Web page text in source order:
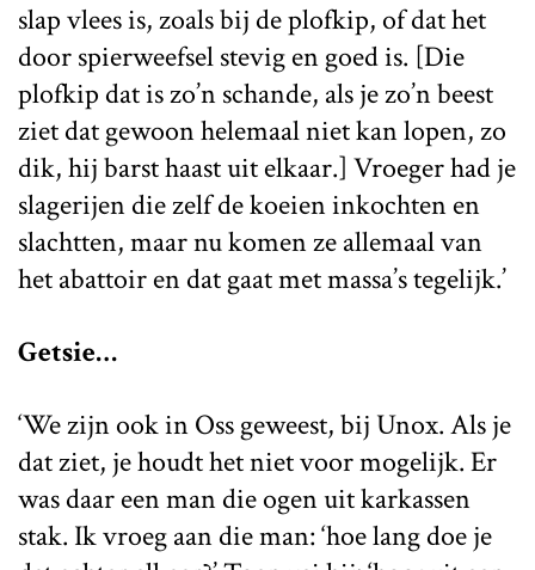
slap vlees is, zoals bij de plofkip, of dat het
door spierweefsel stevig en goed is. [Die
plofkip dat is zo’n schande, als je zo’n beest
ziet dat gewoon helemaal niet kan lopen, zo
dik, hij barst haast uit elkaar.] Vroeger had je
slagerijen die zelf de koeien inkochten en
slachtten, maar nu komen ze allemaal van
het abattoir en dat gaat met massa’s tegelijk.’
Getsie…
‘We zijn ook in Oss geweest, bij Unox. Als je
dat ziet, je houdt het niet voor mogelijk. Er
was daar een man die ogen uit karkassen
stak. Ik vroeg aan die man: ‘hoe lang doe je